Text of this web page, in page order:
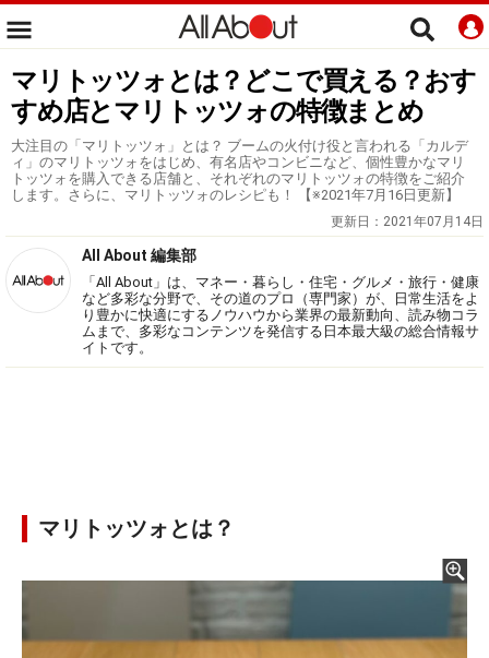
マリトッツォとは？どこで買える？おす
すめ店とマリトッツォの特徴まとめ
大注目の「マリトッツォ」とは？ ブームの火付け役と言われる「カルデ
ィ」のマリトッツォをはじめ、有名店やコンビニなど、個性豊かなマリ
トッツォを購入できる店舗と、それぞれのマリトッツォの特徴をご紹介
します。さらに、マリトッツォのレシピも！ 【※2021年7月16日更新】
更新日： 2021年07月14日
All About 編集部
「All About」は、マネー・暮らし・住宅・グルメ・旅行・健康
など多彩な分野で、その道のプロ（専門家）が、日常生活をよ
り豊かに快適にするノウハウから業界の最新動向、読み物コラ
ムまで、多彩なコンテンツを発信する日本最大級の総合情報サ
イトです。
マリトッツォとは？